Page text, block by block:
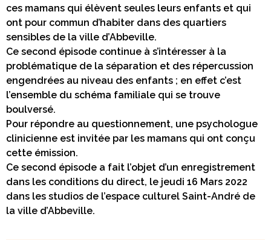
ces mamans qui élèvent seules leurs enfants et qui
ont pour commun d’habiter dans des quartiers
sensibles de la ville d’Abbeville.
Ce second épisode continue à s’intéresser à la
problématique de la séparation et des répercussion
engendrées au niveau des enfants ; en effet c’est
l’ensemble du schéma familiale qui se trouve
boulversé.
Pour répondre au questionnement, une psychologue
clinicienne est invitée par les mamans qui ont conçu
cette émission.
Ce second épisode a fait l’objet d’un enregistrement
dans les conditions du direct, le jeudi 16 Mars 2022
dans les studios de l’espace culturel Saint-André de
la ville d’Abbeville.